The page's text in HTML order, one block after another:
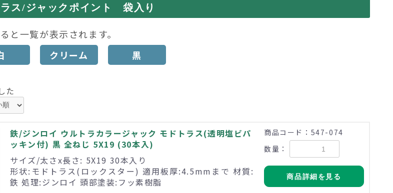
ス/ジャックポイント 袋入り
と一覧が表示されます。
クリーム 黒
た
鉄/ジンロイ ウルトラカラージャック モドトラス(透明塩ビパ
ッキン付) 黒 全ねじ 5X19 (30本入)
サイズ/太さx長さ: 5X19 30本入り
形状:モドトラス(ロックスター) 適用板厚:4.5mmまで 材質:
鉄 処理:ジンロイ 頭部塗装:フッ素樹脂
商品コード：547-074
数量：
商品詳細を見る